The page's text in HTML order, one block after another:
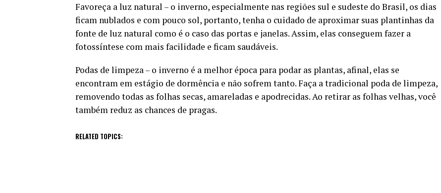
Favoreça a luz natural – o inverno, especialmente nas regiões sul e sudeste do Brasil, os dias
ficam nublados e com pouco sol, portanto, tenha o cuidado de aproximar suas plantinhas da
fonte de luz natural como é o caso das portas e janelas. Assim, elas conseguem fazer a
fotossíntese com mais facilidade e ficam saudáveis.
Podas de limpeza – o inverno é a melhor época para podar as plantas, afinal, elas se
encontram em estágio de dormência e não sofrem tanto. Faça a tradicional poda de limpeza,
removendo todas as folhas secas, amareladas e apodrecidas. Ao retirar as folhas velhas, você
também reduz as chances de pragas.
RELATED TOPICS: